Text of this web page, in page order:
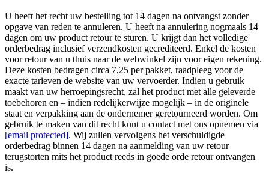
U heeft het recht uw bestelling tot 14 dagen na ontvangst zonder
opgave van reden te annuleren. U heeft na annulering nogmaals 14
dagen om uw product retour te sturen. U krijgt dan het volledige
orderbedrag inclusief verzendkosten gecrediteerd. Enkel de kosten
voor retour van u thuis naar de webwinkel zijn voor eigen rekening.
Deze kosten bedragen circa 7,25 per pakket, raadpleeg voor de
exacte tarieven de website van uw vervoerder. Indien u gebruik
maakt van uw herroepingsrecht, zal het product met alle geleverde
toebehoren en – indien redelijkerwijze mogelijk – in de originele
staat en verpakking aan de ondernemer geretourneerd worden. Om
gebruik te maken van dit recht kunt u contact met ons opnemen via
[email protected]. Wij zullen vervolgens het verschuldigde
orderbedrag binnen 14 dagen na aanmelding van uw retour
terugstorten mits het product reeds in goede orde retour ontvangen
is.